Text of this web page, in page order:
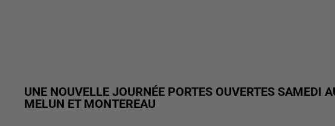
UNE NOUVELLE JOURNÉE PORTES OUVERTES SAMEDI
MELUN ET MONTEREAU